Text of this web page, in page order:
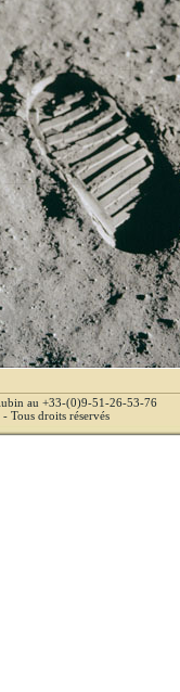
au +33-(0)9-51-26-53-76
Tous droits réservés